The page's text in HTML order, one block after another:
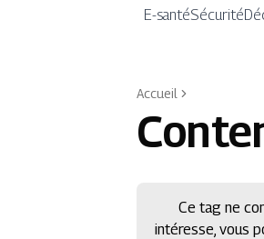
E-santéSécurité
Accueil
Ce tag ne
intéresse, vous